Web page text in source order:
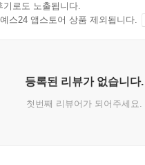
로도 노출됩니다.
스24 앱스토어 상품 제외됩니다.
등록된 리뷰가 없습니다.
첫번째 리뷰어가 되어주세요.